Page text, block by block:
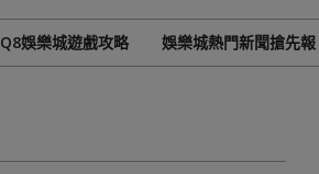
Primary
Q8娛樂城遊戲攻略 娛樂城熱門新聞搶先報